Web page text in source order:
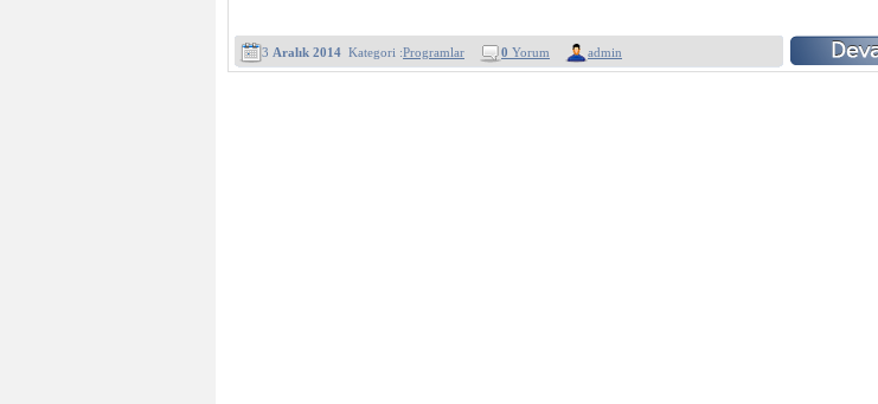
3 Aralık 2014 Kategori :Programlar 0 Yorum admin